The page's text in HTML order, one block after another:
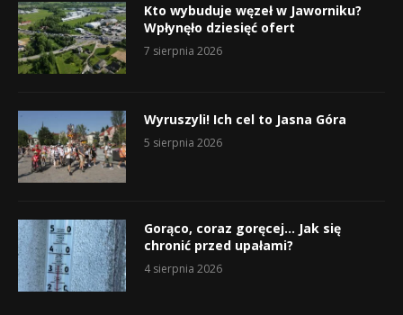
Kto wybuduje węzeł w Jaworniku?
Wpłynęło dziesięć ofert
7 sierpnia 2026
Wyruszyli! Ich cel to Jasna Góra
5 sierpnia 2026
Gorąco, coraz goręcej… Jak się
chronić przed upałami?
4 sierpnia 2026